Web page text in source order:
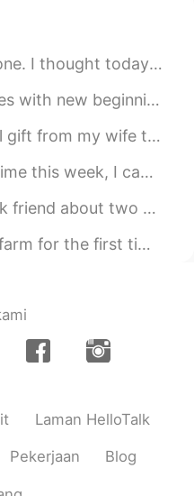
Japanese people
司面白い🤣
2020.10.22 10:03
2020.10.22 10:02
ンを見た (ちょ
今 いつも 10月
kittens. All these beautiful cats are (or ...
coming of spring) because it is one of the ...
directly from Taiwan to my house. 今日,...
my brother and his kids have decorated m...
met first in the US and then again in Kor...
seven miles from my house. I lived in ...
Laman HelloTalk
Pekerjaan Blog